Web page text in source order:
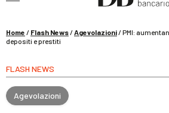
La riforma del sistema
Home / Flash News/Agevolazioni/PMI:
depositi e prestiti
FLASH NEWS
Agevolazioni